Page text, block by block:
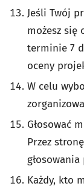
Jeśli Twój
możesz się
terminie 7
oceny
W celu
Głosować
Przez
Każdy, kto